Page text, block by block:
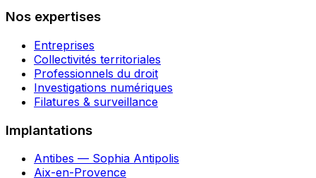
Nos expertises
Entreprises
Collectivités territoriales
Professionnels du droit
Investigations numériques
Filatures & surveillance
Implantations
Antibes — Sophia Antipolis
Aix-en-Provence